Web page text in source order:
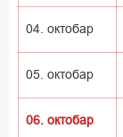
04. октобар
05. октобар
06. октобар